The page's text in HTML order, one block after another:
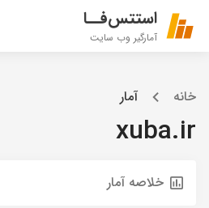
استتس‌فــا
آمارگیر وب سایت
خانه آمار
xuba.ir
خلاصه آمار